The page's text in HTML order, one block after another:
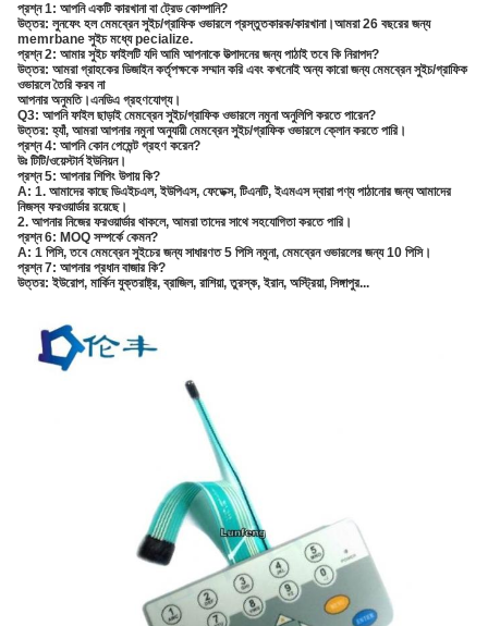
প্রশ্ন 1: আপনি একটি কারখানা বা ট্রেড কোম্পানি?
উত্তর: লুনফেং হল মেমব্রেন সুইচ/গ্রাফিক ওভারলে প্রস্তুতকারক/কারখানা।আমরা 26 বছরের জন্য
memrbane সুইচ মধ্যে pecialize.
প্রশ্ন 2: আমার সুইচ ফাইলটি যদি আমি আপনাকে উত্পাদনের জন্য পাঠাই তবে কি নিরাপদ?
উত্তর: আমরা গ্রাহকের ডিজাইন কর্তৃপক্ষকে সম্মান করি এবং কখনোই অন্য কারো জন্য মেমব্রেন সুইচ/গ্রাফিক
ওভারলে তৈরি করব না
আপনার অনুমতি।এনডিএ গ্রহণযোগ্য।
Q3: আপনি ফাইল ছাড়াই মেমব্রেন সুইচ/গ্রাফিক ওভারলে নমুনা অনুলিপি করতে পারেন?
উত্তর: হ্যাঁ, আমরা আপনার নমুনা অনুযায়ী মেমব্রেন সুইচ/গ্রাফিক ওভারলে ক্লোন করতে পারি।
প্রশ্ন 4: আপনি কোন পেমেন্ট গ্রহণ করেন?
উঃ টিটি/ওয়েস্টার্ন ইউনিয়ন।
প্রশ্ন 5: আপনার শিপিং উপায় কি?
A: 1. আমাদের কাছে ডিএইচএল, ইউপিএস, ফেডেক্স, টিএনটি, ইএমএস দ্বারা পণ্য পাঠানোর জন্য আমাদের
নিজস্ব ফরওয়ার্ডার রয়েছে।
2. আপনার নিজের ফরওয়ার্ডার থাকলে, আমরা তাদের সাথে সহযোগিতা করতে পারি।
প্রশ্ন 6: MOQ সম্পর্কে কেমন?
A: 1 পিসি, তবে মেমব্রেন সুইচের জন্য সাধারণত 5 পিসি নমুনা, মেমব্রেন ওভারলের জন্য 10 পিসি।
প্রশ্ন 7: আপনার প্রধান বাজার কি?
উত্তর: ইউরোপ, মার্কিন যুক্তরাষ্ট্র, ব্রাজিল, রাশিয়া, তুরস্ক, ইরান, অস্ট্রিয়া, সিঙ্গাপুর...